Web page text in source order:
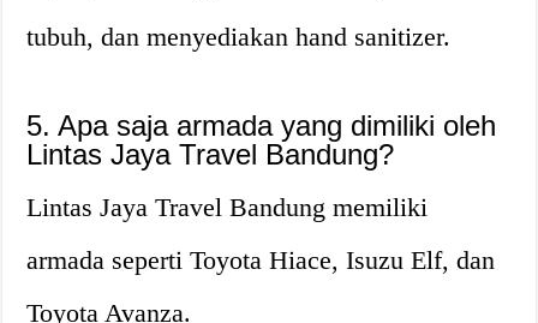
tubuh, dan menyediakan hand sanitizer.
5. Apa saja armada yang dimiliki oleh
Lintas Jaya Travel Bandung?
Lintas Jaya Travel Bandung memiliki
armada seperti Toyota Hiace, Isuzu Elf, dan
Toyota Avanza.